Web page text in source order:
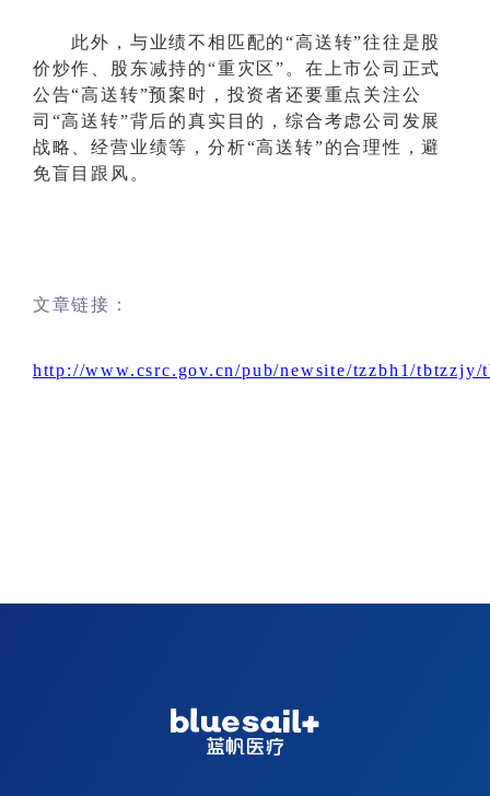
此外，与业绩不相匹配的“高送转”往往是股
价炒作、股东减持的“重灾区”。在上市公司正式
公告“高送转”预案时，投资者还要重点关注公
司“高送转”背后的真实目的，综合考虑公司发展
战略、经营业绩等，分析“高送转”的合理性，避
免盲目跟风。
文章链接：
http://www.csrc.gov.cn/pub/newsite/tzzbh1/